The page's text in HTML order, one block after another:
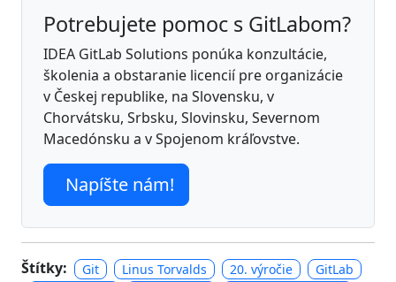
Potrebujete pomoc s GitLabom?
IDEA GitLab Solutions ponúka konzultácie,
školenia a obstaranie licencií pre organizácie
v Českej republike, na Slovensku, v
Chorvátsku, Srbsku, Slovinsku, Severnom
Macedónsku a v Spojenom kráľovstve.
Napíšte nám!
Štítky: Git Linus Torvalds 20. výročie
GitLab